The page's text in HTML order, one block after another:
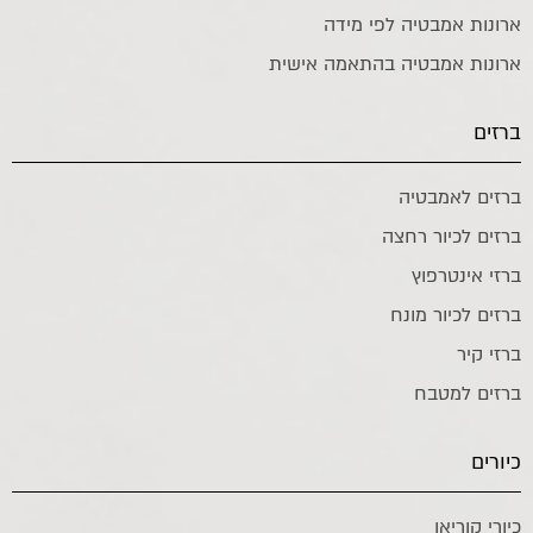
ארונות אמבטיה לפי מידה
ארונות אמבטיה בהתאמה אישית
ברזים
ברזים לאמבטיה
ברזים לכיור רחצה
ברזי אינטרפוץ
ברזים לכיור מונח
ברזי קיר
ברזים למטבח
כיורים
כיורי קוריאן